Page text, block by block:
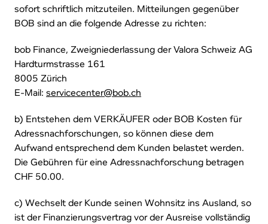
sofort schriftlich mitzuteilen. Mitteilungen gegenüber
BOB sind an die folgende Adresse zu richten:
bob Finance, Zweigniederlassung der Valora Schweiz AG
Hardturmstrasse 161
8005 Zürich
E-Mail: servicecenter@bob.ch
b) Entstehen dem VERKÄUFER oder BOB Kosten für
Adressnachforschungen, so können diese dem
Aufwand entsprechend dem Kunden belastet werden.
Die Gebühren für eine Adressnachforschung betragen
CHF 50.00.
c) Wechselt der Kunde seinen Wohnsitz ins Ausland, so
ist der Finanzierungsvertrag vor der Ausreise vollständig